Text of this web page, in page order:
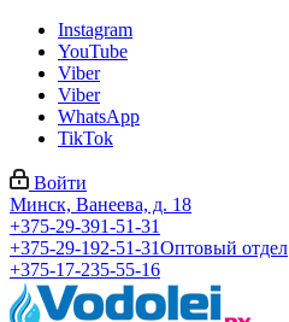
Instagram
YouTube
Viber
Viber
WhatsApp
TikTok
Войти
Минск, Ванеева, д. 18
+375-29-391-51-31
+375-29-192-51-31Оптовый отдел
+375-17-235-55-16